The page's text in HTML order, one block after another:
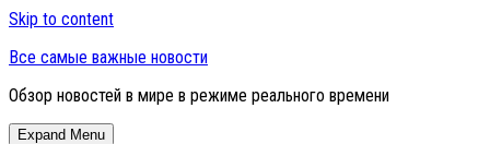
Skip to content
Все самые важные новости
Обзор новостей в мире в режиме реального времени
Expand Menu